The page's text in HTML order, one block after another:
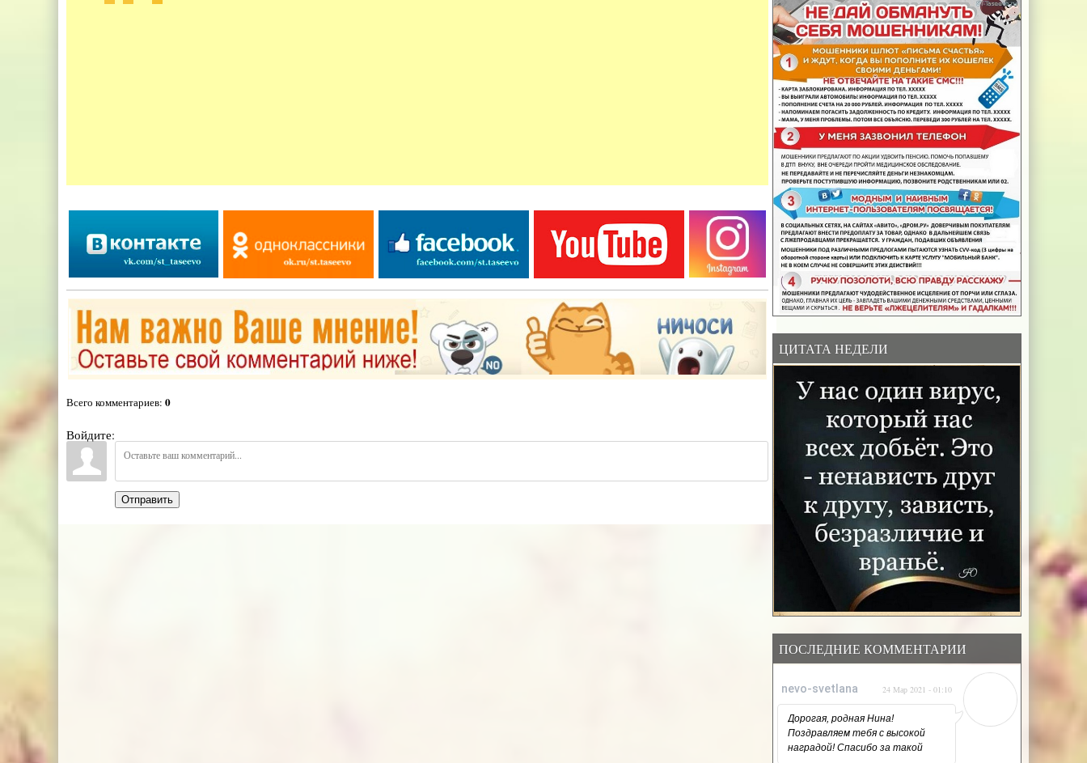
Всего комментариев: 0
Войдите:
Отправить
ЦИТАТА НЕДЕЛИ
ПОСЛЕДНИЕ КОММЕНТАРИИ
nevo-svetlana 24 Мар 2021 - 01:10
Дорогая, родная Нина!
Поздравляем тебя с высокой
наградой! Спасибо за такой